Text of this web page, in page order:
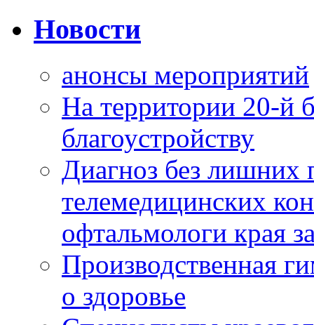
Новости
анонсы мероприятий
На территории 20-й
благоустройству
Диагноз без лишних
телемедицинских
офтальмологи края
Производственная
о здоровье